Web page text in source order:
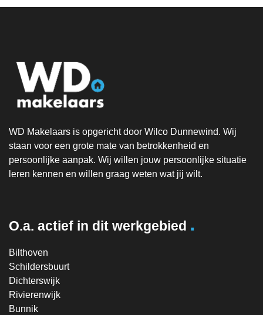
WD Makelaars is opgericht door Wilco Dunnewind. Wij
staan voor een grote mate van betrokkenheid en
persoonlijke aanpak. Wij willen jouw persoonlijke situatie
leren kennen en willen graag weten wat jij wilt.
O.a. actief in dit werkgebied .
Bilthoven
Schildersbuurt
Dichterswijk
Rivierenwijk
Bunnik